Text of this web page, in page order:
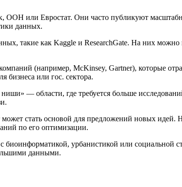
ООН или Евростат. Они часто публикуют
данных.
такие как Kaggle и ResearchGate. На них
(например, McKinsey, Gartner), которые
бизнеса или гос. сектора.
— области, где требуется больше
стать основой для предложений новых
по его оптимизации.
урбанистикой или социальной
данными.